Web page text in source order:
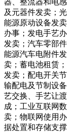
器、整流器和电
及元器件发卖；
能源原动设备发
办事；发电手艺
发卖；汽车零部
能源汽车电附件
卖；蓄电池租赁
发卖；配电开关
输配电及节制设
艺交换、手艺让
成；工业互联网
卖；物联网使用
据处置和存储支